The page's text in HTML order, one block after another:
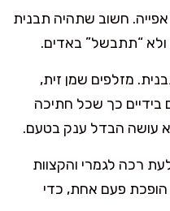
חשוב שתהיה תבנית
“תתבשל” באדים.
מזלפים שמן זית,
בידיים כך שכל חתיכה
עושה הבדל ענק בטעם.
שהדלעת רכה לגמרי והקצוות
הופכת פעם אחת, כדי